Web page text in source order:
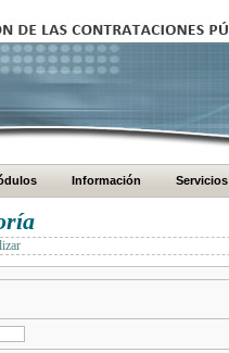
Información Servicios